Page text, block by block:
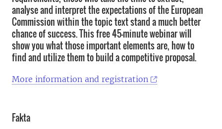
analyse and interpret the expectations of the European
Commission within the topic text stand a much better
chance of success. This free 45-minute webinar will
show you what those important elements are, how to
find and utilize them to build a competitive proposal.
More information and registration
Fakta